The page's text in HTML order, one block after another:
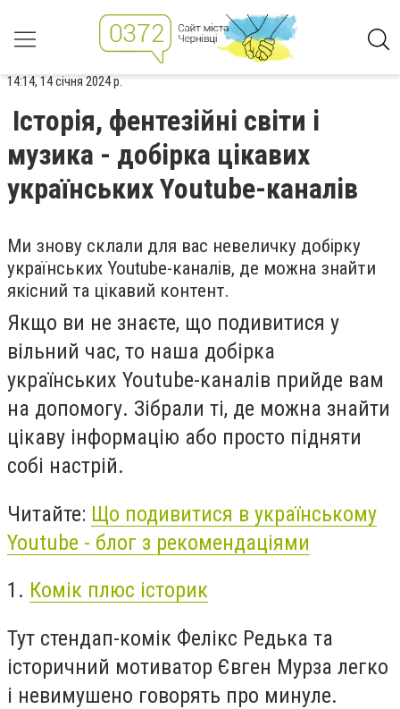
14:14, 14 січня 2024 р.
Історія, фентезійні світи і
музика - добірка цікавих
українських Youtube-каналів
Ми знову склали для вас невеличку добірку
українських Youtube-каналів, де можна знайти
якісний та цікавий контент.
Якщо ви не знаєте, що подивитися у
вільний час, то наша добірка
українських Youtube-каналів прийде вам
на допомогу. Зібрали ті, де можна знайти
цікаву інформацію або просто підняти
собі настрій.
Читайте: Що подивитися в українському
Youtube - блог з рекомендаціями
1. Комік плюс історик
Тут стендап-комік Фелікс Редька та
історичний мотиватор Євген Мурза легко
і невимушено говорять про минуле.